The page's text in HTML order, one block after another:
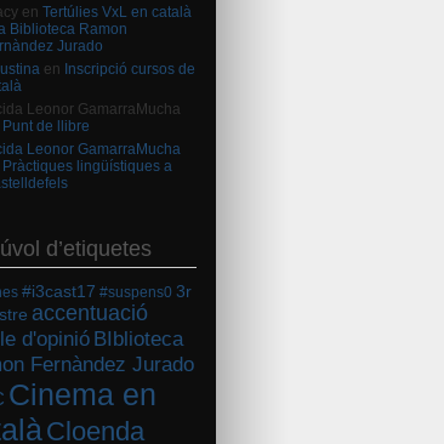
en Tertúlies VxL en català
Biblioteca Ramon
Jurado
en Inscripció cursos de
Leonor GamarraMucha
Punt de llibre
Leonor GamarraMucha
Pràctiques lingüístiques a
d’etiquetes
#i3cast17 #suspens0 3r
accentuació
d'opinió BIblioteca
Fernàndez Jurado
Cinema en
Cloenda